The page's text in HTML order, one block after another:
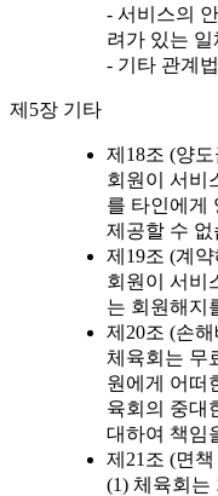
- 서비스의
려가 있는 일
- 기타 관계
제5장 기타
제18조 (양
회원이 서비
를 타인에게
제공할 수 없
제19조 (계
회원이 서비
는 회원해지
제20조 (손
체육회는 무
원에게 어떠
육회의 중대
대하여 책임
제21조 (면책
(1) 체육회는